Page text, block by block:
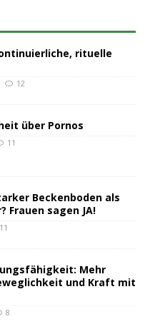
rituelle
12
über Pornos
11
Beckenboden als
Frauen sagen JA!
11
Mehr
und Kraft mit
8